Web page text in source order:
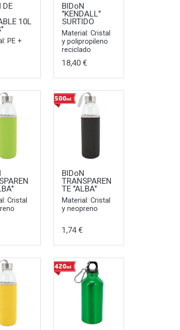
DE
10L
PE +
BIDoN
"KENDALL"
SURTIDO
Material: Cristal
y polipropileno
reciclado
18,40 €
Cristal
BIDoN
TRANSPAREN
TE "ALBA"
Material: Cristal
y neopreno
1,74 €